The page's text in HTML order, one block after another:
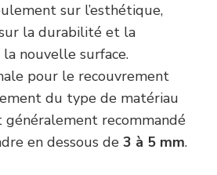
sur l’esthétique,
la durabilité et la
nouvelle surface.
pour le recouvrement
du type de matériau
généralement recommandé
en dessous de 3 à 5 mm.